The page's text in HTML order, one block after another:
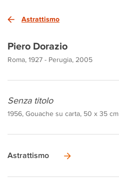
Astrattismo
Piero Dorazio
Roma, 1927 - Perugia, 2005
Senza titolo
1956, Gouache su carta, 50 x 35 cm
Astrattismo